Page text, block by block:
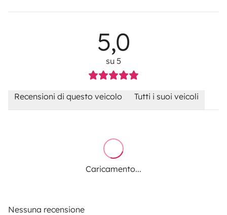
5,0
su 5
Recensioni di questo veicolo Tutti i suoi veicoli
Caricamento...
Nessuna recensione